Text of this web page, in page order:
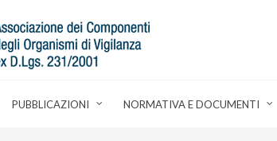
PUBBLICAZIONI NORMATIVA E DOCUMENTI